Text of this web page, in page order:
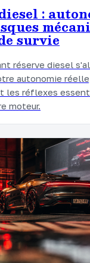
:
survie
réserve diesel
autonomie
les réflexes
moteur.